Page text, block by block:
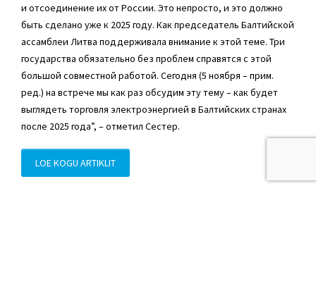
и отсоединение их от России. Это непросто, и это должно
быть сделано уже к 2025 году. Как председатель Балтийской
ассамблеи Литва поддерживала внимание к этой теме. Три
государства обязательно без проблем справятся с этой
большой совместной работой. Сегодня (5 ноября – прим.
ред.) на встрече мы как раз обсудим эту тему – как будет
выглядеть торговля электроэнергией в Балтийских странах
после 2025 года”, – отметил Сестер.
LOE KOGU ARTIKLIT